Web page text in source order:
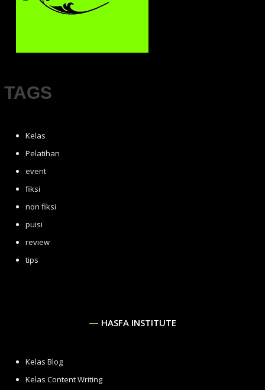
TAGS
Kelas
Pelatihan
event
fiksi
non fiksi
puisi
review
tips
HASFA INSTITUTE
Kelas Blog
Kelas Content Writing